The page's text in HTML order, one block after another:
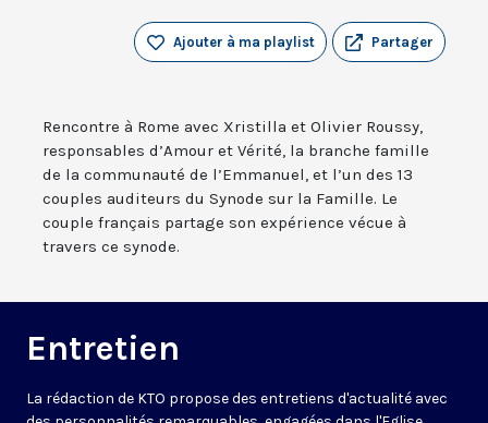
Partager
Ajouter à ma playlist
Rencontre à Rome avec Xristilla et Olivier Roussy,
responsables d’Amour et Vérité, la branche famille
de la communauté de l’Emmanuel, et l’un des 13
couples auditeurs du Synode sur la Famille. Le
couple français partage son expérience vécue à
travers ce synode.
Entretien
La rédaction de KTO propose des entretiens d'actualité avec